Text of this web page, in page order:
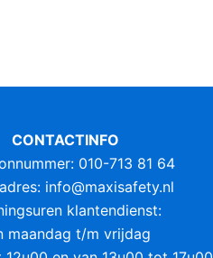
CONTACTINFO
010-713 81 64
info@maxisafety.nl
klantendienst:
maandag t/m vrijdag